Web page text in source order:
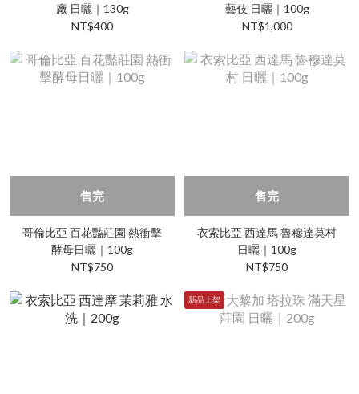
廠 日曬｜130g
NT$400
藝伎 日曬｜100g
NT$1,000
售完
哥倫比亞 百花豔莊園 熱衝擊
酵母日曬｜100g
NT$750
售完
衣索比亞 西達馬 魯穆達莫村
日曬｜100g
NT$750
新品上架